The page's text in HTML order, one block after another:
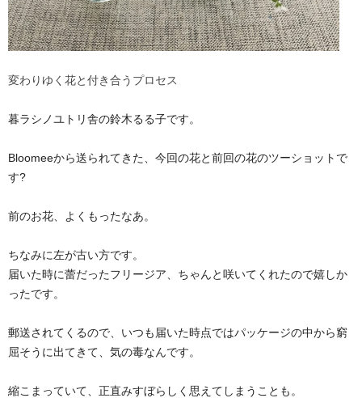
変わりゆく花と付き合うプロセス
暮ラシノユトリ舎の鈴木るる子です。
Bloomeeから送られてきた、今回の花と前回の花のツーショットで
す?
前のお花、よくもったなあ。
ちなみに左が古い方です。
届いた時に蕾だったフリージア、ちゃんと咲いてくれたので嬉しか
ったです。
郵送されてくるので、いつも届いた時点ではパッケージの中から窮
屈そうに出てきて、気の毒なんです。
縮こまっていて、正直みすぼらしく思えてしまうことも。